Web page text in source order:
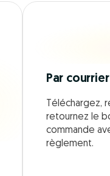
Par courrier
Téléchargez,
retournez le
commande
règlement.